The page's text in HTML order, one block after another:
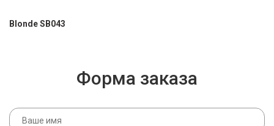
Blonde SB043
Форма заказа